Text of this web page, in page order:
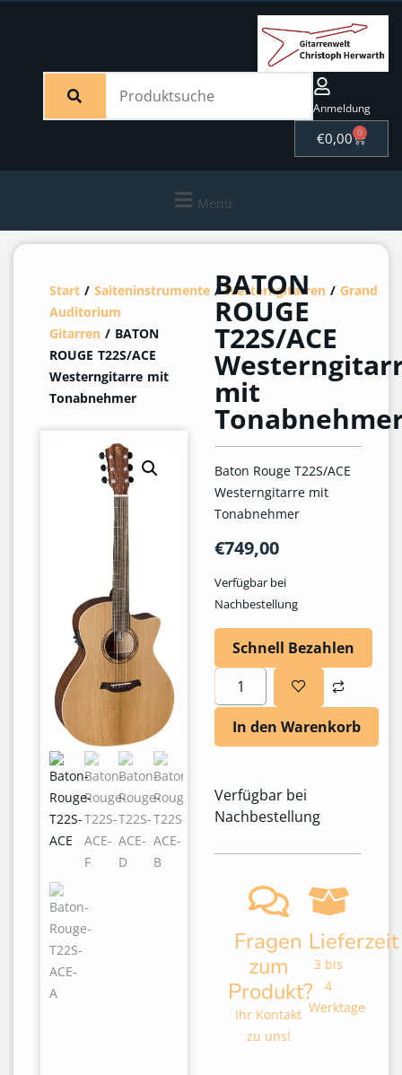
Anmeldung
€0,00 0
Menü
Start / Saiteninstrumente /Westerngitarren / Grand
Auditorium
Gitarren / BATON
ROUGE T22S/ACE
Westerngitarre mit
Tonabnehmer
BATON
ROUGE
T22S/ACE
mit
Baton Rouge T22S/ACE
Westerngitarre mit
Tonabnehmer
€749,00
Verfügbar bei
Nachbestellung
Schnell Bezahlen
In den Warenkorb
Verfügbar bei
Nachbestellung
Fragen
zum
Produkt?
Ihr Kontakt
zu uns!
Lieferzeit
3 bis
4
Werktage